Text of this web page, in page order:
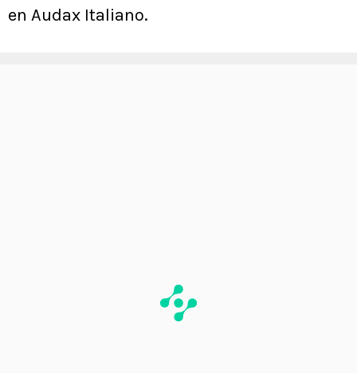
en Audax Italiano.